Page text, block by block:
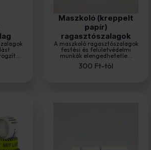
Maszkoló (kreppelt
papír)
ragasztószalagok
A maszkoló ragasztószalagok
festési és felületvédelmi
munkák elengedhetetle...
300 Ft-tól